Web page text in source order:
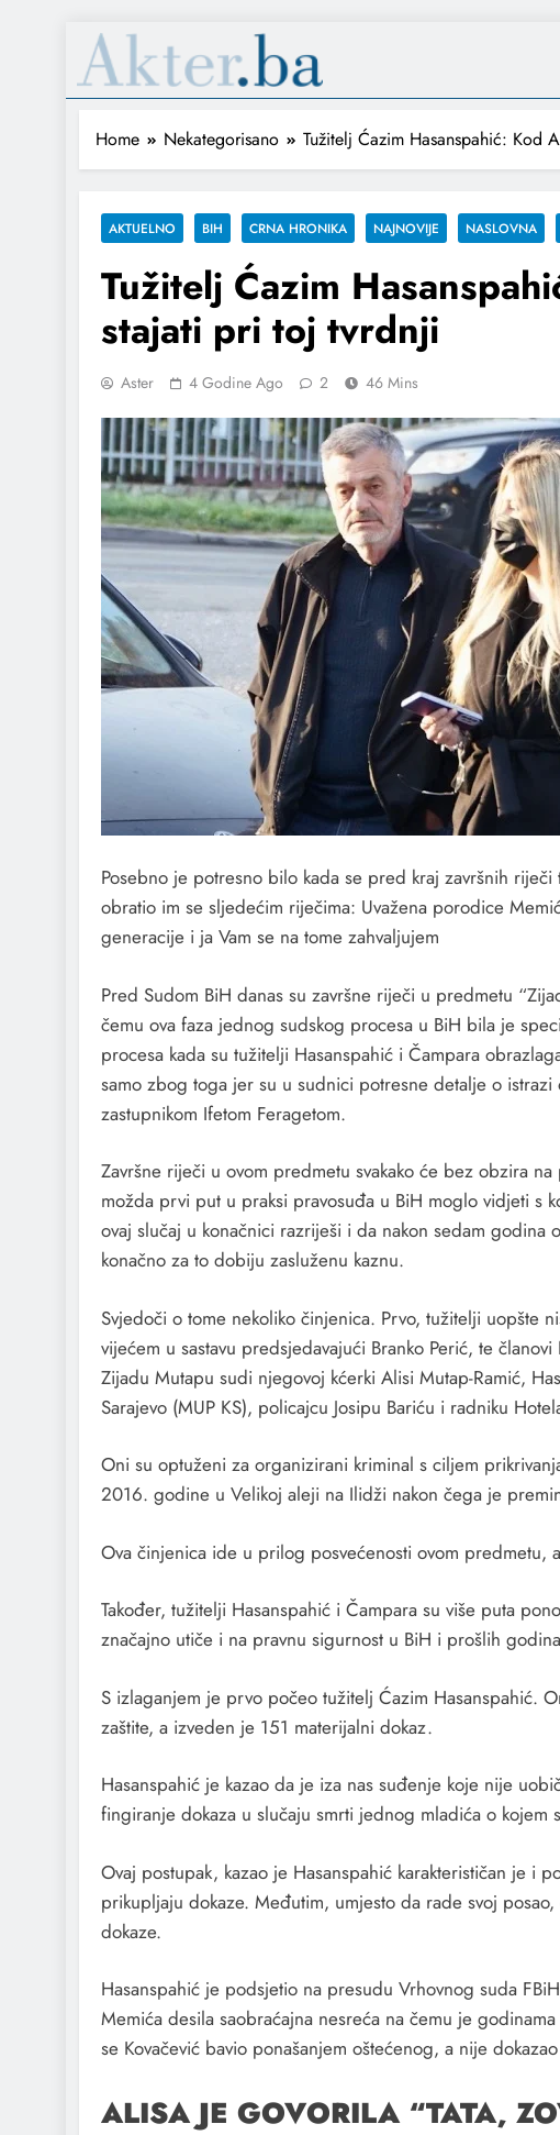
Home Nekategorisano Tužitelj Ćazim Hasanspahić: Kod
AKTUELNO BIH CRNA HRONIKA NAJNOVIJE NASLOVNA
Tužitelj Ćazim
stajati pri toj tvrdnji
Aster 4 Godine Ago 2 46 Mins
Posebno je potresno bilo kada se pred kraj završnih
obratio im se sljedećim riječima: Uvažena porodice
generacije i ja Vam se na tome zahvaljujem
Pred Sudom BiH danas su završne riječi u predmetu
čemu ova faza jednog sudskog procesa u BiH bila je
procesa kada su tužitelji Hasanspahić i Čampara
samo zbog toga jer su u sudnici potresne detalje o
zastupnikom Ifetom Feragetom.
Završne riječi u ovom predmetu svakako će bez obzira
možda prvi put u praksi pravosuđa u BiH moglo vidjeti s
ovaj slučaj u konačnici razriješi i da nakon sedam
konačno za to dobiju zasluženu kaznu.
Svjedoči o tome nekoliko činjenica. Prvo, tužitelji uopšte
vijećem u sastavu predsjedavajući Branko Perić, te
Zijadu Mutapu sudi njegovoj kćerki Alisi Mutap-Ramić,
Sarajevo (MUP KS), policajcu Josipu Bariću i radniku
Oni su optuženi za organizirani kriminal s ciljem
2016. godine u Velikoj aleji na Ilidži nakon čega je
Ova činjenica ide u prilog posvećenosti ovom predmetu,
Također, tužitelji Hasanspahić i Čampara su više puta
značajno utiče i na pravnu sigurnost u BiH i prošlih
S izlaganjem je prvo počeo tužitelj Ćazim Hasanspahić.
zaštite, a izveden je 151 materijalni dokaz.
Hasanspahić je kazao da je iza nas suđenje koje nije
fingiranje dokaza u slučaju smrti jednog mladića o
Ovaj postupak, kazao je Hasanspahić karakterističan je i
prikupljaju dokaze. Međutim, umjesto da rade svoj
dokaze.
Hasanspahić je podsjetio na presudu Vrhovnog suda
Memića desila saobraćajna nesreća na čemu je
se Kovačević bavio ponašanjem oštećenog, a nije
ALISA JE GOVORILA “TATA,